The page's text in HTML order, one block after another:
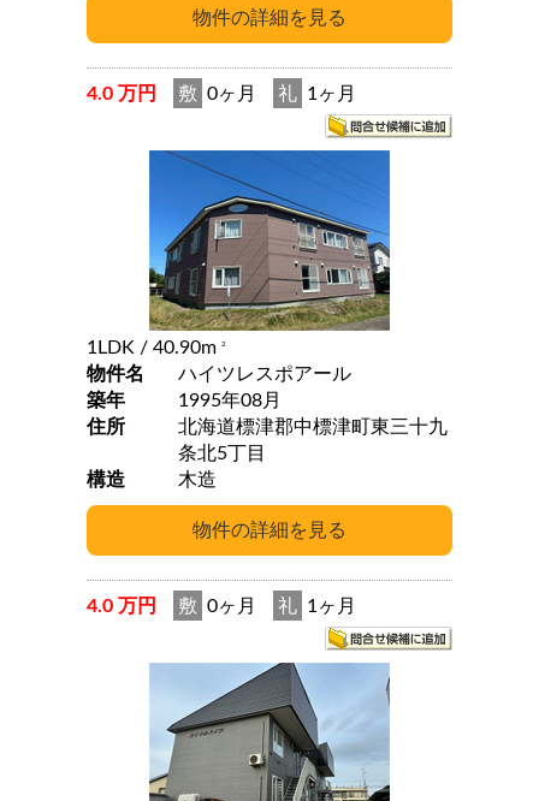
4.0 万円 敷 0ヶ月 礼 1ヶ月
1LDK / 40.90m 2
物件名
ハイツレスポアール
築年
1995年08月
住所
北海道標津郡中標津町東三十九
条北5丁目
構造
木造
4.0 万円 敷 0ヶ月 礼 1ヶ月